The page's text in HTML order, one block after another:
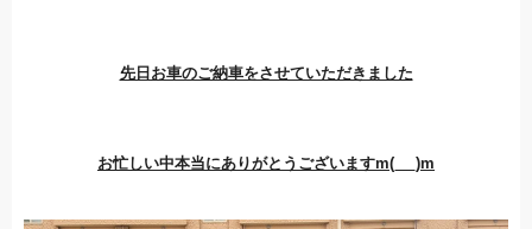
先日お車のご納車をさせていただきました
お忙しい中本当にありがとうございますm(_ _)m